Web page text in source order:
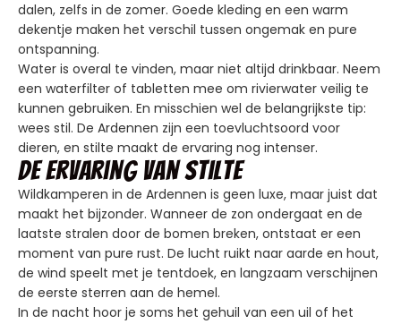
dalen, zelfs in de zomer. Goede kleding en een warm
dekentje maken het verschil tussen ongemak en pure
ontspanning.
Water is overal te vinden, maar niet altijd drinkbaar. Neem
een waterfilter of tabletten mee om rivierwater veilig te
kunnen gebruiken. En misschien wel de belangrijkste tip:
wees stil. De Ardennen zijn een toevluchtsoord voor
dieren, en stilte maakt de ervaring nog intenser.
De ervaring van stilte
Wildkamperen in de Ardennen is geen luxe, maar juist dat
maakt het bijzonder. Wanneer de zon ondergaat en de
laatste stralen door de bomen breken, ontstaat er een
moment van pure rust. De lucht ruikt naar aarde en hout,
de wind speelt met je tentdoek, en langzaam verschijnen
de eerste sterren aan de hemel.
In de nacht hoor je soms het gehuil van een uil of het